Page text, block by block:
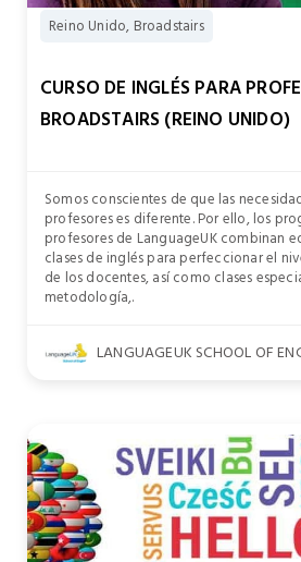
Reino Unido, Broadstairs
CURSO DE INGLÉS PARA
BROADSTAIRS (REINO UNIDO)
Somos conscientes de que las
profesores es diferente. Por ello, los
profesores de LanguageUK combinan
clases de inglés para perfeccionar el
de los docentes, así como clases
metodología,.
LANGUAGEUK SCHOOL OF